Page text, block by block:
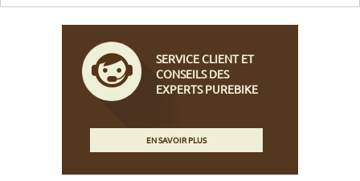
SERVICE CLIENT ET
CONSEILS DES
EXPERTS PUREBIKE
EN SAVOIR PLUS